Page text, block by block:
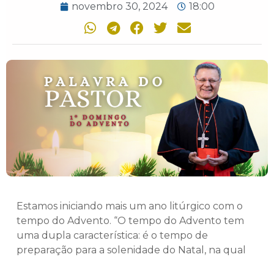
novembro 30, 2024 18:00
Estamos iniciando mais um ano litúrgico com o
tempo do Advento. “O tempo do Advento tem
uma dupla característica: é o tempo de
preparação para a solenidade do Natal, na qual